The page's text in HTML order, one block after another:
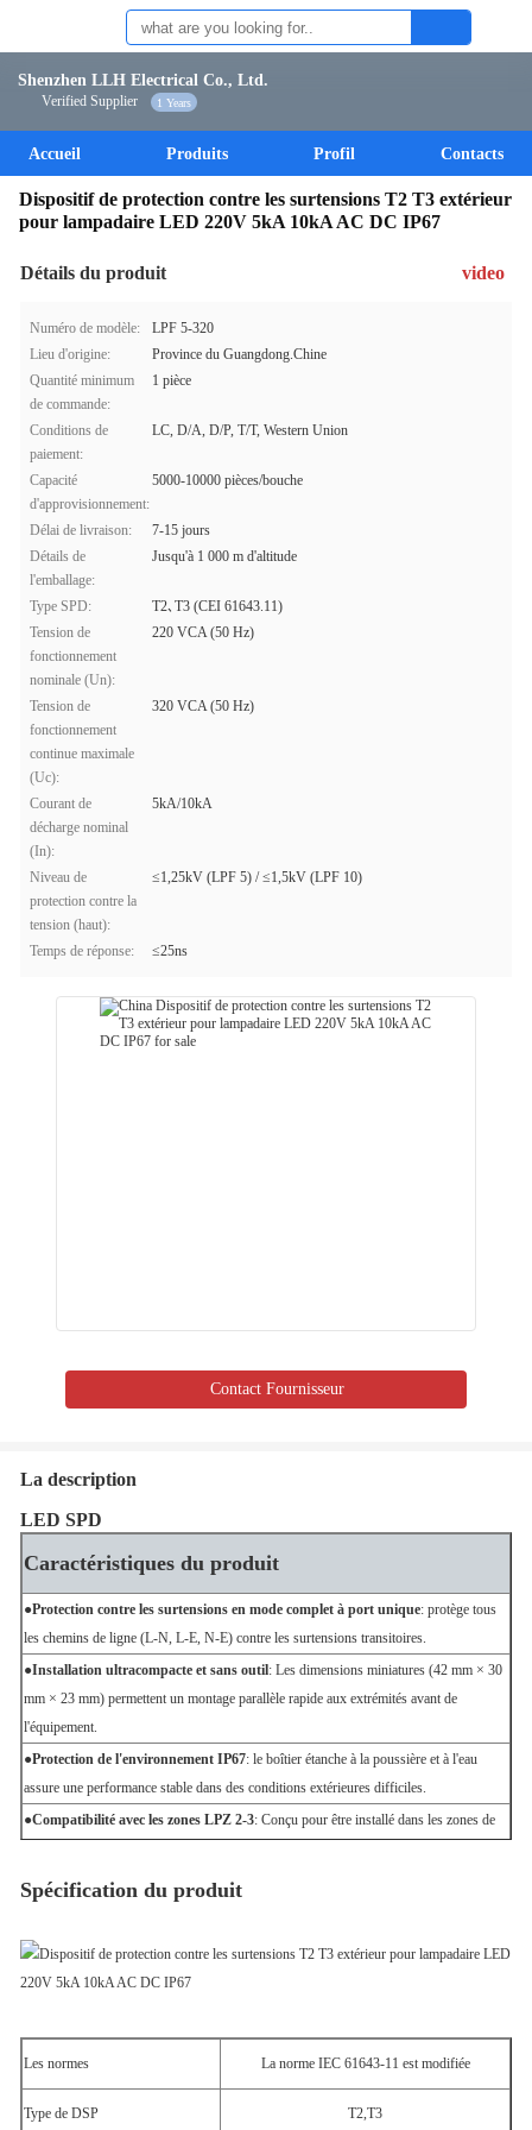
Shenzhen LLH Electrical Co., Ltd.
Verified Supplier 1 Years
Accueil Produits Profil Contacts
Dispositif de protection contre les surtensions T2 T3 extérieur
pour lampadaire LED 220V 5kA 10kA AC DC IP67
Détails du produit video
Numéro de modèle:
LPF 5-320
Lieu d'origine:
Province du Guangdong.Chine
Quantité minimum
de commande:
1 pièce
Conditions de
paiement:
LC, D/A, D/P, T/T, Western Union
Capacité
d'approvisionnement:
5000-10000 pièces/bouche
Délai de livraison:
7-15 jours
Détails de
l'emballage:
Jusqu'à 1 000 m d'altitude
Type SPD:
T2､T3 (CEI 61643.11)
Tension de
fonctionnement
nominale (Un):
220 VCA (50 Hz)
Tension de
fonctionnement
continue maximale
(Uc):
320 VCA (50 Hz)
Courant de
décharge nominal
(In):
5kA/10kA
Niveau de
protection contre la
tension (haut):
≤1,25kV (LPF 5) / ≤1,5kV (LPF 10)
Temps de réponse: ≤25ns
Contact Fournisseur
La description
LED SPD
Caractéristiques du produit
●Protection contre les surtensions en mode complet à port unique: protège tous
les chemins de ligne (L-N, L-E, N-E) contre les surtensions transitoires.
●Installation ultracompacte et sans outil: Les dimensions miniatures (42 mm × 30
mm × 23 mm) permettent un montage parallèle rapide aux extrémités avant de
l'équipement.
●Protection de l'environnement IP67: le boîtier étanche à la poussière et à l'eau
assure une performance stable dans des conditions extérieures difficiles.
●Compatibilité avec les zones LPZ 2-3: Conçu pour être installé dans les zones de
les surtensions pour les lampes de rue LED, les capteurs industriels, les moniteurs de
sécurité et autres appareils électroniques extérieurs.
Spécification du produit
Les normes La norme IEC 61643-11 est modifiée
Type de DSP T2,T3